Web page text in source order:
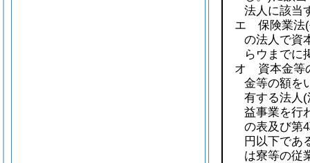
法人に該当
エ 保険業法
の法人で資
らウまでに
オ 資本金等
金等の額を
有する法人 (
益事業を行
の表及び第
円以下であ
は寮等の従